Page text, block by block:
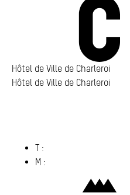
Hôtel de Ville de Charleroi
Hôtel de Ville de Charleroi
T :
M :